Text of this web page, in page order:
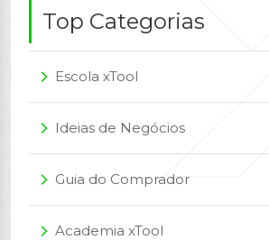
Top Categorias
arrow_forward_ios Escola xTool
arrow_forward_ios Ideias de Negócios
arrow_forward_ios Guia do Comprador
arrow_forward_ios Academia xTool